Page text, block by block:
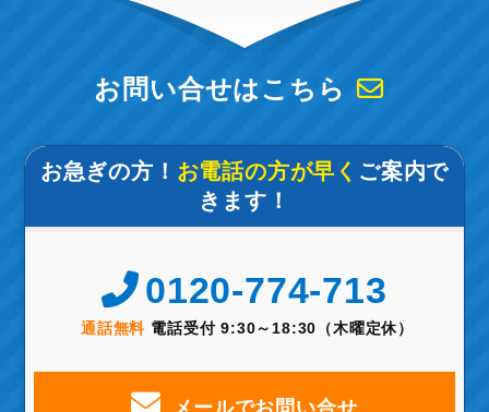
お問い合せはこちら
お急ぎの方！ お電話の方が早く ご案内で
きます！
0120-774-713
通話無料 電話受付 9:30～18:30（木曜定休）
メールでお問い合せ